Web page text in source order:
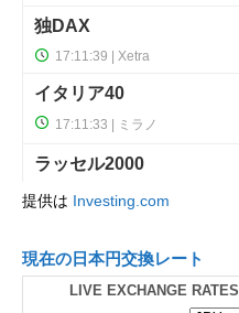
提供は Investing.com
現在の日本円交換レート
LIVE EXCHANGE RATES